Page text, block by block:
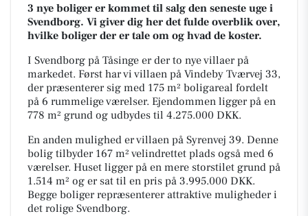
3 nye boliger er kommet til salg den seneste uge i
Svendborg. Vi giver dig her det fulde overblik over,
hvilke boliger der er tale om og hvad de koster.
I Svendborg på Tåsinge er der to nye villaer på
markedet. Først har vi villaen på Vindeby Tværvej 33,
der præsenterer sig med 175 m² boligareal fordelt
på 6 rummelige værelser. Ejendommen ligger på en
778 m² grund og udbydes til 4.275.000 DKK.
En anden mulighed er villaen på Syrenvej 39. Denne
bolig tilbyder 167 m² velindrettet plads også med 6
værelser. Huset ligger på en mere storstilet grund på
1.514 m² og er sat til en pris på 3.995.000 DKK.
Begge boliger repræsenterer attraktive muligheder i
det rolige Svendborg.